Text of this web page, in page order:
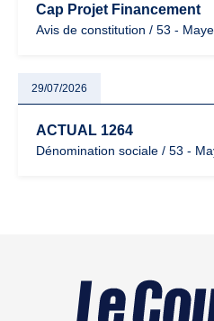
Cap Projet Financement
Avis de constitution / 53 -
29/07/2026
ACTUAL 1264
Dénomination sociale / 53 -